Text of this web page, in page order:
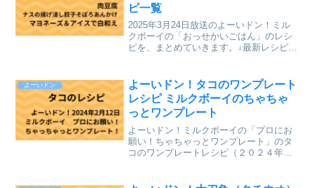
ピ一覧
2025年3月24日放送のよーいドン！ミル
クボーイの「おっせかいごはん」のレシ
ピを、まとめていきます。↓最新レシピも
ーイのプロにお願い ちゃちゃっとワン
プレート」のレシ...
よーいドン
よーいドン！タコのワンプレート
レシピ ミルクボーイのちゃちゃ
っとワンプレート
よーいドン！ミルクボーイの「プロにお
願い！ちゃちゃっとワンプレート」のタ
コのワンプレートレシピ（２０２４年２